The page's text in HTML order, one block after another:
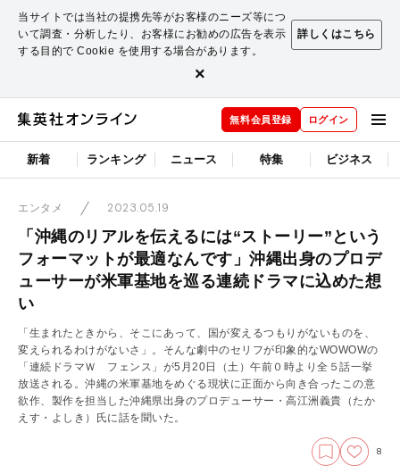
当サイトでは当社の提携先等がお客様のニーズ等につ
いて調査・分析したり、お客様にお勧めの広告を表示
する目的で Cookie を使用する場合があります。
詳しくはこちら
×
無料会員登録 ログイン
新着 ランキング ニュース 特集 ビジネス
エンタメ 2023.05.19
「沖縄のリアルを伝えるには“ストーリー”という
フォーマットが最適なんです」沖縄出身のプロデ
ューサーが米軍基地を巡る連続ドラマに込めた想
い
「生まれたときから、そこにあって、国が変えるつもりがないものを、
変えられるわけがないさ」。そんな劇中のセリフが印象的なWOWOWの
「連続ドラマＷ フェンス」が5月20日（土）午前０時より全５話一挙
放送される。沖縄の米軍基地をめぐる現状に正面から向き合ったこの意
欲作、製作を担当した沖縄県出身のプロデューサー・高江洲義貴（たか
えす・よしき）氏に話を聞いた。
8